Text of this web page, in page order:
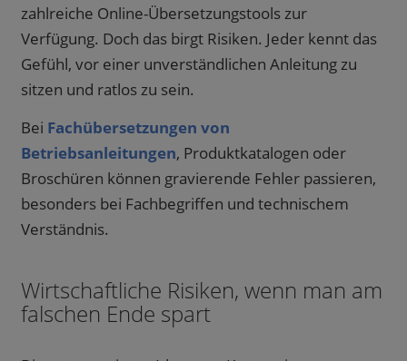
zahlreiche Online-Übersetzungstools zur
Verfügung. Doch das birgt Risiken. Jeder kennt das
Gefühl, vor einer unverständlichen Anleitung zu
sitzen und ratlos zu sein.
Bei Fachübersetzungen von
Betriebsanleitungen, Produktkatalogen oder
Broschüren können gravierende Fehler passieren,
besonders bei Fachbegriffen und technischem
Verständnis.
Wirtschaftliche Risiken, wenn man am
falschen Ende spart